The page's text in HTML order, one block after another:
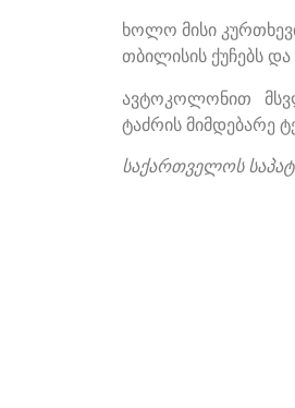
ხოლო მისი
თბილისის ქუჩებს
ავტოკოლონით
ტაძრის მიმდებარე
საქართველოს